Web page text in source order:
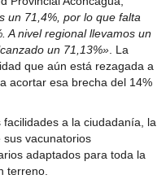
un 71,4%, por lo que falta
A nivel regional llevamos un
un 71,13%» . La
que aún está rezagada a
acortar esa brecha del 14%
a la ciudadanía, la
sus vacunatorios
adaptados para toda la
terreno.